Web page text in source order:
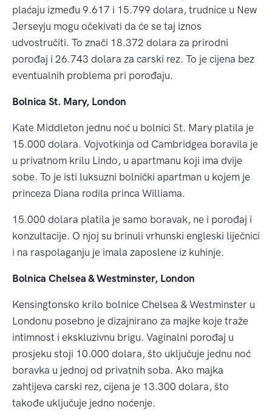
plaćaju između 9.617 i 15.799 dolara, trudnice u New
Jerseyju mogu očekivati da će se taj iznos
udvostručiti. To znači 18.372 dolara za prirodni
porođaj i 26.743 dolara za carski rez. To je cijena bez
eventualnih problema pri porođaju.
Bolnica St. Mary, London
Kate Middleton jednu noć u bolnici St. Mary platila je
15.000 dolara. Vojvotkinja od Cambridgea boravila je
u privatnom krilu Lindo, u apartmanu koji ima dvije
sobe. To je isti luksuzni bolnički apartman u kojem je
princeza Diana rodila princa Williama.
15.000 dolara platila je samo boravak, ne i porođaj i
konzultacije. O njoj su brinuli vrhunski engleski liječnici
i na raspolaganju je imala zaposlene iz kuhinje.
Bolnica Chelsea & Westminster, London
Kensingtonsko krilo bolnice Chelsea & Westminster u
Londonu posebno je dizajnirano za majke koje traže
intimnost i ekskluzivnu brigu. Vaginalni porođaj u
prosjeku stoji 10.000 dolara, što uključuje jednu noć
boravka u jednoj od privatnih soba. Ako majka
zahtijeva carski rez, cijena je 13.300 dolara, što
takođe uključuje jedno noćenje.